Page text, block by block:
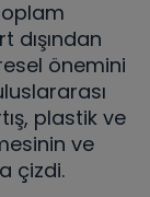
dışından
önemini
plastik ve
ve
çizdi.